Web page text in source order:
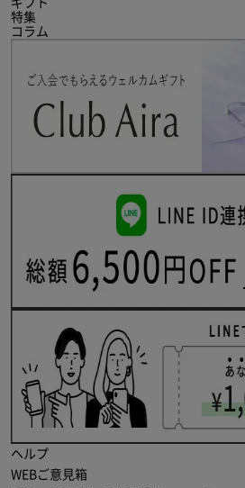
ギフト
特集
コラム
ヘルプ
WEBご意見箱